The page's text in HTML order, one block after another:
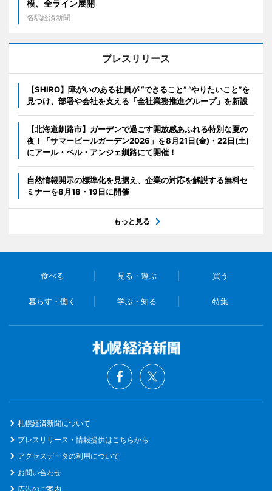
模、全ライン展開
名駅経済新聞
プレスリリース
【SHIRO】障がいのある社員が “できること” “やりたいこと”を
見つけ、部署や会社を支える「全社業務推進グループ」を新設
【北海道釧路市】ガーデンで過ごす開放感あふれる特別な夏の
夜！「サマービールガーデン2026」を8月21日(金)・22日(土)
にアール・ベル・アンジェ釧路にて開催！
自然情報開示の標準化を見据え、企業の対応を解説する無料セ
ミナーを8月18・19日に開催
もっと見る
食べる 見る・遊ぶ 買う
暮らす・働く 学ぶ・知る 特集
札幌経済新聞について
プレスリリース・情報提供はこちらから
アクセスデータの利用について
お問い合わせ
広告のご案内